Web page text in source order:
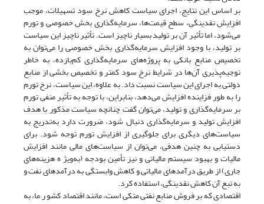
بر اساس این نتایج، اجرای سیاست کاهش نرخ سود تسهیلات، موجب
افزایش نقدینگی، سطح قیمت‌ها، سرمایه‌گذاری بخش خصوصی و تورم
می‌شود، اما تأثیر آن بر تولید بسیار ناچیز است. تأثیر ناچیز این سیاست
بر تولید، با وجود افزایش سرمایه‌گذاری بخش خصوصی را می‌توان به
تخصیص منابع بانکی به پروژه‌های سرمایه‌گذاری کم‌بازده، به خاطر
توجیه‌پذیری آن‌ها در شرایط نرخ سود کمتر و تخصیص بخشی از منابع
دولتی به اجرای این سیاست نسبت داد. به علاوه، این سیاست، نرخ تورم
را به طور فزاینده افزایش می‌دهد، بنابراین، با توجه به تأثیر منفی تورم
بر سرمایه‌گذاری و تولید، می‌توان گفت چنانچه سیاست مذکور با هدف
افزایش تولید و سرمایه‌گذاری دنبال شود، ضرورت دارد به‌تدریج به
سیاست‌های دیگری برای جلوگیری از افزایش تورم توجه شود. برای
دستیابی به چنین هدفی، می‌توان از سیاست‌های مالی مانند افزایش
مالیات و بهبود سیستم مالیاتی و نیز تأمین بودجه (به‌ویژ ه هزینه‌های
جاری) از طریق درآمدهای مالیاتی و کاهش وابستگی به درآمدهای نفت و
به تبع آن کاهش نقدینگی، استفاده کرد.
اقتصادی که بر فروش منابع نفتی متکی است، مانند اقتصاد کشو ر ما، به